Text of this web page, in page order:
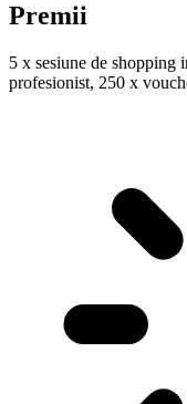
Premii
5 x sesiune de shopping
profesionist, 250 x